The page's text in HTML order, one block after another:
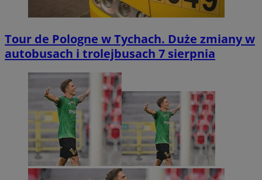
Tour de Pologne w Tychach. Duże zmiany w
autobusach i trolejbusach 7 sierpnia